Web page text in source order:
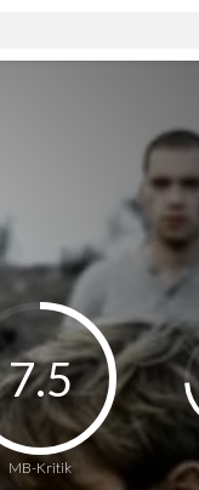
MB-Kritik
7.5